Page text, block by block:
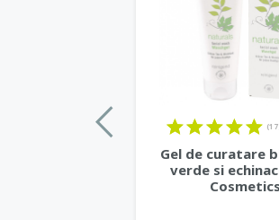
Gel de curatare
verde si
Cosmetics